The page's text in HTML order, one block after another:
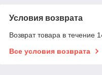
Условия возврата
Возврат товара в течение
Все условия возврата